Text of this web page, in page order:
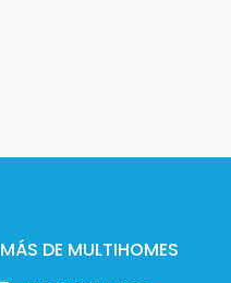
MÁS DE MULTIHOMES